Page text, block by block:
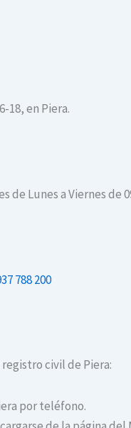
18, en Piera.
Lunes a Viernes de
788 200
civil de Piera:
por teléfono.